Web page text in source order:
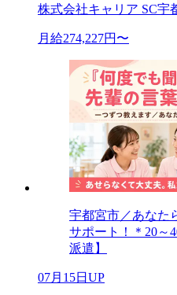
株式会社キャリア SC宇
月給274,227円〜
宇都宮市／あなた
サポート！＊20～
派遣】
07月15日UP